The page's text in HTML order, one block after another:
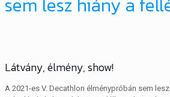
Látvány, élmény, show!
A 2021-es V. Decathlon élménypróbán sem